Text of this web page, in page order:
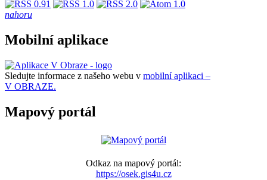
nahoru
Mobilní aplikace
Sledujte informace z našeho webu v mobilní aplikaci –
V OBRAZE.
Mapový portál
Odkaz na mapový portál:
https://osek.gis4u.cz